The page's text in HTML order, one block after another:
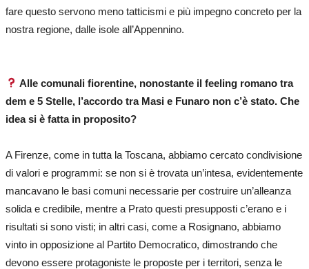
fare questo servono meno tatticismi e più impegno concreto per la
nostra regione, dalle isole all’Appennino.
Alle comunali fiorentine, nonostante il feeling romano tra
dem e 5 Stelle, l’accordo tra Masi e Funaro non c’è stato. Che
idea si è fatta in proposito?
A Firenze, come in tutta la Toscana, abbiamo cercato condivisione
di valori e programmi: se non si è trovata un’intesa, evidentemente
mancavano le basi comuni necessarie per costruire un’alleanza
solida e credibile, mentre a Prato questi presupposti c’erano e i
risultati si sono visti; in altri casi, come a Rosignano, abbiamo
vinto in opposizione al Partito Democratico, dimostrando che
devono essere protagoniste le proposte per i territori, senza le